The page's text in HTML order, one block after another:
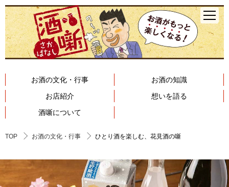
お酒の文化・行事
お酒の知識
お店紹介
想いを語る
酒噺について
TOP お酒の文化・行事 ひとり酒を楽しむ、花見酒の噺